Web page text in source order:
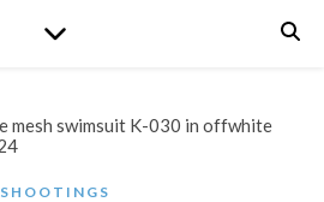
SHOOTINGS